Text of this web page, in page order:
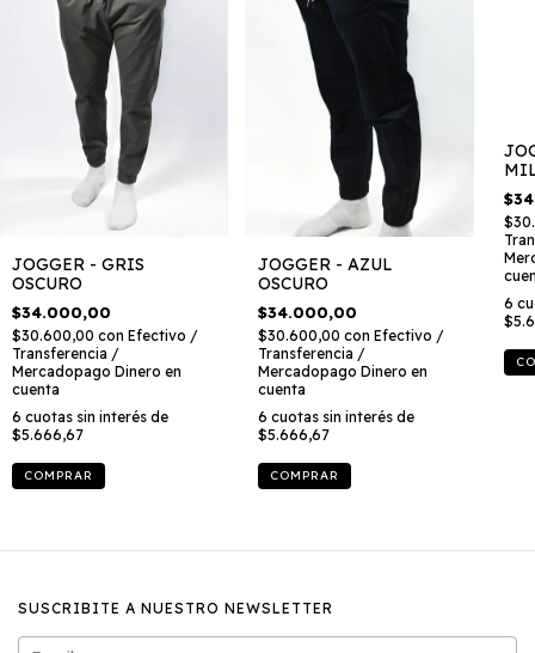
JOGGER - GRIS
OSCURO
$34.000,00
$30.600,00 con Efectivo /
Transferencia /
Mercadopago Dinero en
cuenta
6 cuotas sin interés de
$5.666,67
COMPRAR
JOGGER - AZUL
OSCURO
$34.000,00
$30.600,00 con Efectivo /
Transferencia /
Mercadopago Dinero en
cuenta
6 cuotas sin interés de
$5.666,67
COMPRAR
6
SUSCRIBITE A NUESTRO NEWSLETTER